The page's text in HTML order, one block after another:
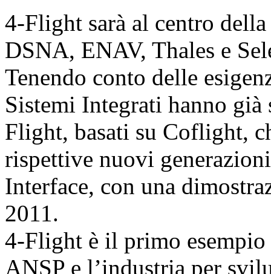
4-Flight sarà al centro
DSNA, ENAV, Thales e
Tenendo conto delle
Sistemi Integrati hanno
Flight, basati su Coflight,
rispettive nuovi
Interface, con una
2011.
4-Flight è il primo
ANSP e l’industria per